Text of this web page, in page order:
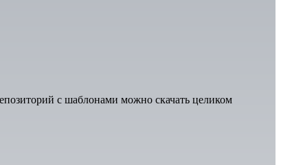
с шаблонами можно скачать целиком